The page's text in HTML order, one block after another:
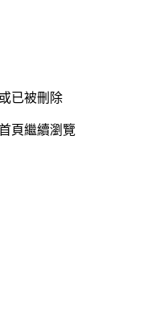
已被刪除
頁繼續瀏覽